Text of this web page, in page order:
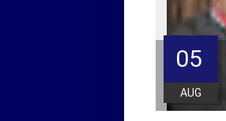
05
AUG